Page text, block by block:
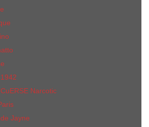
Narcotic
Jayne